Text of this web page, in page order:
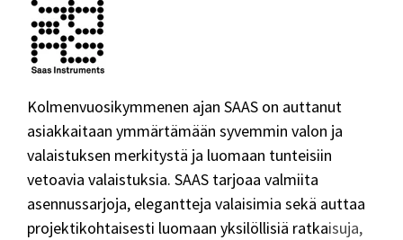
Kolmenvuosikymmenen ajan SAAS on auttanut
asiakkaitaan ymmärtämään syvemmin valon ja
valaistuksen merkitystä ja luomaan tunteisiin
vetoavia valaistuksia. SAAS tarjoaa valmiita
asennussarjoja, elegantteja valaisimia sekä auttaa
projektikohtaisesti luomaan yksilöllisiä ratkaisuja,